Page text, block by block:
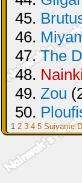
45.
46.
47.The
48. Nainki
49. Zou
50.
1 2 3 4 5 Suivante